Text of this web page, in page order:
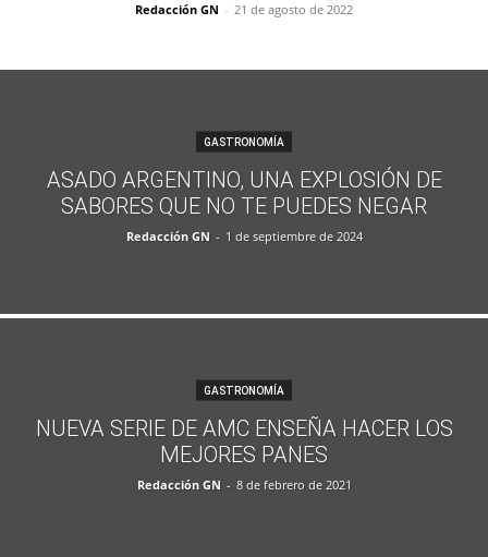
Redacción GN - 21 de agosto de 2022
GASTRONOMÍA
ASADO ARGENTINO, UNA EXPLOSIÓN DE
SABORES QUE NO TE PUEDES NEGAR
Redacción GN - 1 de septiembre de 2024
GASTRONOMÍA
NUEVA SERIE DE AMC ENSEÑA HACER LOS
MEJORES PANES
Redacción GN - 8 de febrero de 2021